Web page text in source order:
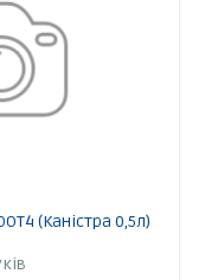
(Каністра 0,5л)